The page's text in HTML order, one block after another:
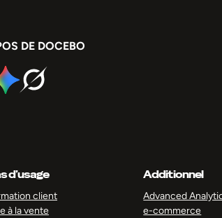
DE DOCEBO
d’usage
client
à la vente
Additionnel
Advanced
e-commerce